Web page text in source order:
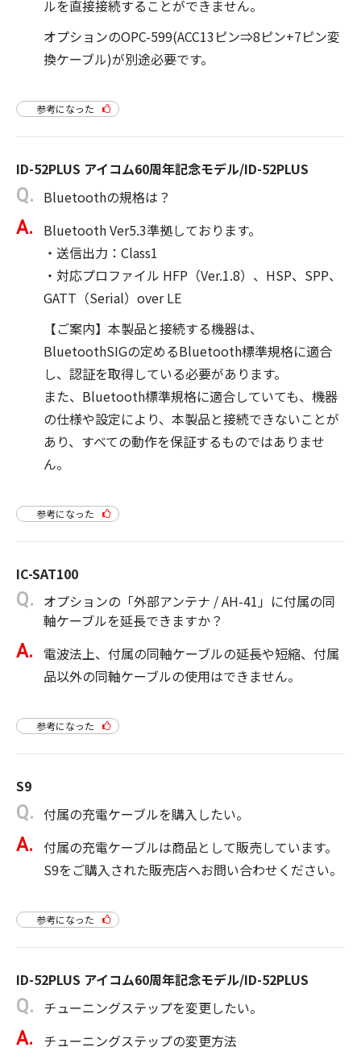
ルを直接接続することができません。
オプションのOPC-599(ACC13ピン⇒8ピン+7ピン変
換ケーブル)が別途必要です。
参考になった
ID-52PLUS アイコム60周年記念モデル/ID-52PLUS
Bluetoothの規格は？
Bluetooth Ver5.3準拠しております。
・送信出力：Class1
・対応プロファイル HFP（Ver.1.8）、HSP、SPP、
GATT（Serial）over LE
【ご案内】本製品と接続する機器は、
BluetoothSIGの定めるBluetooth標準規格に適合
し、認証を取得している必要があります。
また、Bluetooth標準規格に適合していても、機器
の仕様や設定により、本製品と接続できないことが
あり、すべての動作を保証するものではありませ
ん。
参考になった
IC-SAT100
オプションの「外部アンテナ / AH-41」に付属の同
軸ケーブルを延長できますか？
電波法上、付属の同軸ケーブルの延長や短縮、付属
品以外の同軸ケーブルの使用はできません。
参考になった
S9
付属の充電ケーブルを購入したい。
付属の充電ケーブルは商品として販売しています。
S9をご購入された販売店へお問い合わせください。
参考になった
ID-52PLUS アイコム60周年記念モデル/ID-52PLUS
チューニングステップを変更したい。
チューニングステップの変更方法